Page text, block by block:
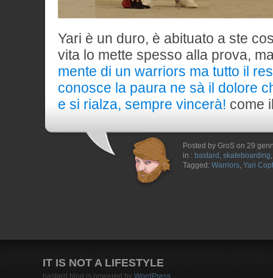
Yari è un duro, è abituato a ste
vita lo mette spesso alla prova,
mente di un warriors ma tutto il
conosce la paura ne sà il dolore
e si rialza, sempre vincerà! come
Posted by GroS on 29
in : bastard , skateboarding
Tagged: Warriors, Yari Copt
IT IS NOT A LIFESTYLE
bastard blog is powered by WordPress